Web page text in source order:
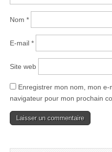
Nom *
E-mail *
Site web
Enregistrer mon nom, mon
navigateur pour mon prochain